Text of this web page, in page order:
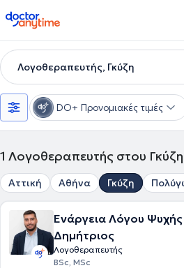
doctoranytime
Λογοθεραπευτής, Γκύζη
DO+ Προνομιακές τιμές
1 Λογοθεραπευτής στου Γκύζη
Αττική Αθήνα Γκύζη
Ενάργεια Λόγου
Δημήτριος
Λογοθεραπευτής
BSc, MSc